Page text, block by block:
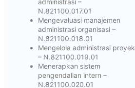
administrasi –
N.821100.017.01
Mengevaluasi manajemen
administrasi organisasi –
N.821100.018.01
Mengelola administrasi proyek
– N.821100.019.01
Menerapkan sistem
pengendalian intern –
N.821100.020.01